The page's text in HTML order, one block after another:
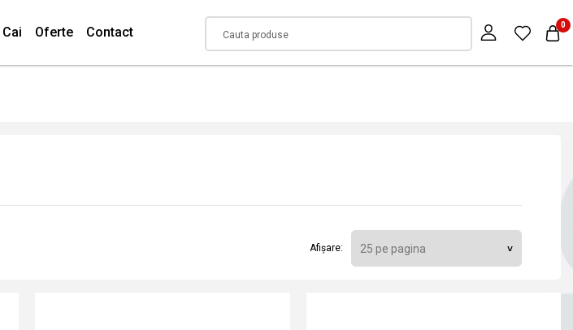
Cai Oferte Contact 0
Afișare: